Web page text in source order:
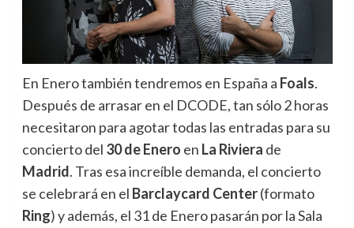
En Enero también tendremos en España a Foals.
Después de arrasar en el DCODE, tan sólo 2 horas
necesitaron para agotar todas las entradas para su
concierto del 30 de Enero en La Riviera de
Madrid. Tras esa increíble demanda, el concierto
se celebrará en el Barclaycard Center(formato
Ring) y además, el 31 de Enero pasarán por la Sala